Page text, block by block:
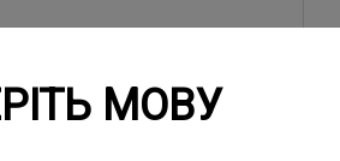
МОВУ
ТОВАРЫ